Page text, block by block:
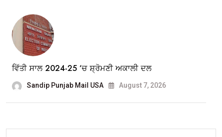
ਵਿੱਤੀ ਸਾਲ 2024-25 ‘ਚ ਸ਼੍ਰੋਮਣੀ ਅਕਾਲੀ ਦਲ
Sandip Punjab Mail USA August 7, 2026